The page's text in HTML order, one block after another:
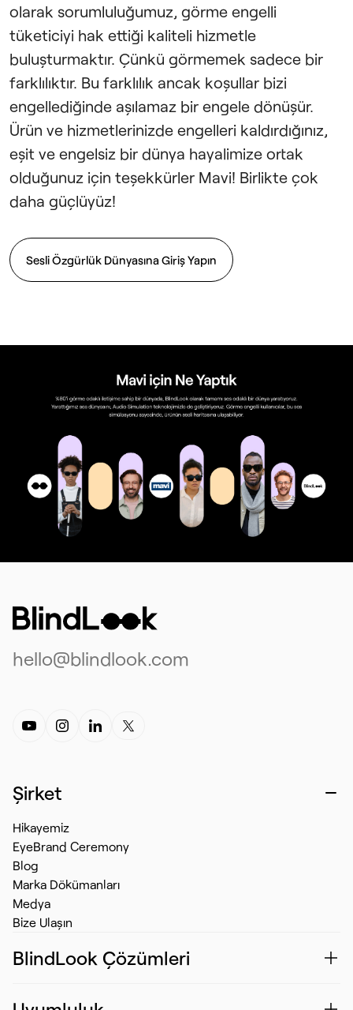
olarak sorumluluğumuz, görme engelli
tüketiciyi hak ettiği kaliteli hizmetle
buluşturmaktır. Çünkü görmemek sadece bir
farklılıktır. Bu farklılık ancak koşullar bizi
engellediğinde aşılamaz bir engele dönüşür.
Ürün ve hizmetlerinizde engelleri kaldırdığınız,
eşit ve engelsiz bir dünya hayalimize ortak
olduğunuz için teşekkürler Mavi! Birlikte çok
daha güçlüyüz!
Sesli Özgürlük Dünyasına Giriş Yapın
hello@blindlook.com
Şirket
Hikayemiz
EyeBrand Ceremony
Blog
Marka Dökümanları
Medya
Bize Ulaşın
BlindLook Çözümleri